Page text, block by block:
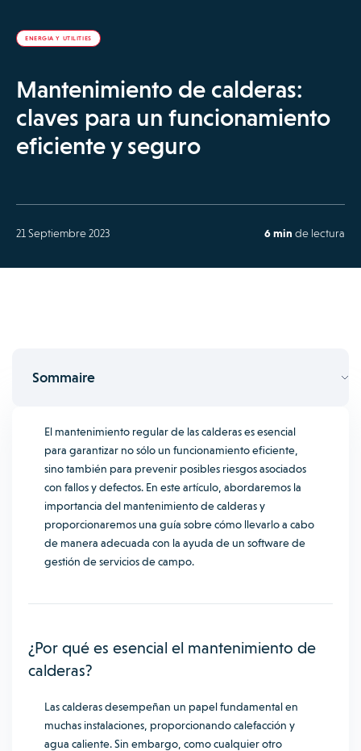
ENERGIA Y UTILITIES
Mantenimiento de calderas:
claves para un funcionamiento
eficiente y seguro
21 Septiembre 2023 6 min de lectura
Sommaire
El mantenimiento regular de las calderas es esencial
para garantizar no sólo un funcionamiento eficiente,
sino también para prevenir posibles riesgos asociados
con fallos y defectos. En este artículo, abordaremos la
importancia del mantenimiento de calderas y
proporcionaremos una guía sobre cómo llevarlo a cabo
de manera adecuada con la ayuda de un software de
gestión de servicios de campo.
¿Por qué es esencial el mantenimiento de
calderas?
Las calderas desempeñan un papel fundamental en
muchas instalaciones, proporcionando calefacción y
agua caliente. Sin embargo, como cualquier otro